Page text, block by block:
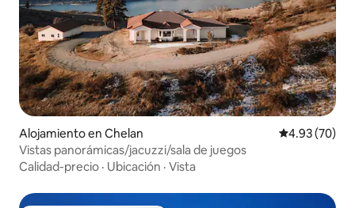
Alojamiento en Chelan Calificación
4.93 (70)
Vistas panorámicas/jacuzzi/sala de juegos
Calidad-precio · Ubicación · Vista